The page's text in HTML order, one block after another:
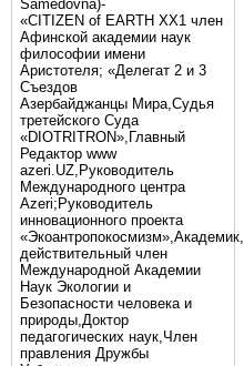
Samedovna)-
«CITIZEN of EARTH XX1 член
Афинской академии наук
философии имени
Аристотеля; «Делегат 2 и 3
Съездов
Азербайджанцы Мира,Судья
третейского Суда
«DIOTRITRON»,Главный
Редактор www
azeri.UZ,Руководитель
Международного центра
Аzeri;Руководитель
инновационного проекта
«Экоантропокосмизм»,Академик,
действительный член
Международной Академии
Наук Экологии и
Безопасности человека и
природы,Доктор
педагогических наук,Член
правления Дружбы